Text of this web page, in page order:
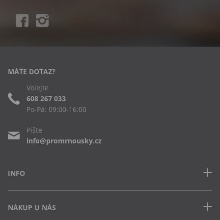
INFO
Často kladené dotazy
NÁKUP U NÁS
MÁTE DOTAZ?
Volejte
608 267 033
Po-Pá: 09:00-16:00
Pište
info@promrnousky.cz